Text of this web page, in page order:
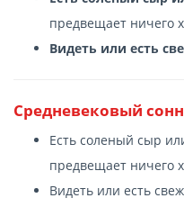
предвещает ничего
Видеть или есть
Средневековый
Есть соленый сыр
предвещает ничего
Видеть или есть